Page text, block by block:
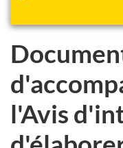
l'Avis